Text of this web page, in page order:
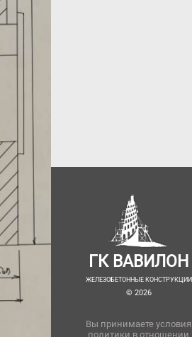
ГК ВАВИЛОН
ЖЕЛЕЗОБЕТОННЫЕ КОНСТРУКЦИИ
© 2026
Вы принимаете условия
политики в отношении